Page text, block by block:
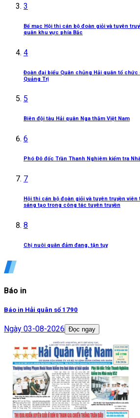
3
Bế mạc Hội thi cán bộ đoàn giỏi và tuyên
quân khu vực phía Bắc
4
Đoàn đại biểu Quân chủng Hải quân tổ
Quảng Trị
5
Biên đội tàu Hải quân Nga thăm Việt Nam
6
Phó Đô đốc Trần Thanh Nghiêm kiểm tra
7
Hội thi cán bộ đoàn giỏi và tuyên truyền viên
sáng tạo trong công tác tuyên truyền
8
Chị nuôi quân đảm đang, tận tụy
Báo in
Báo in Hải quân số 1790
Ngày 03-08-2026 Đọc ngay